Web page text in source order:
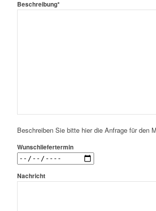
Beschreibung*
Beschreiben Sie bitte hier die Anfrage für den
Wunschliefertermin
Nachricht